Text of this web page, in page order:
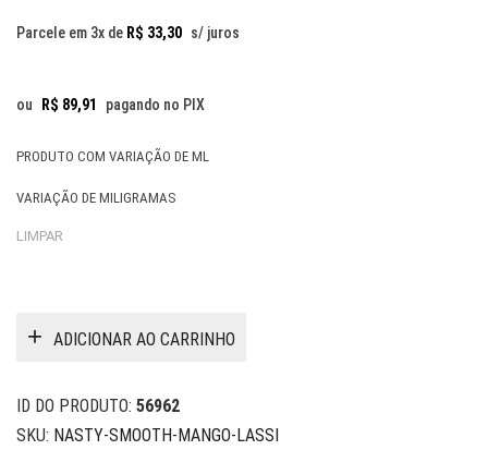
Parcele em 3x de R$ 33,30 s/ juros
ou R$ 89,91 pagando no PIX
PRODUTO COM VARIAÇÃO DE ML
VARIAÇÃO DE MILIGRAMAS
LIMPAR
ADICIONAR AO CARRINHO
ID DO PRODUTO: 56962
SKU: NASTY-SMOOTH-MANGO-LASSI